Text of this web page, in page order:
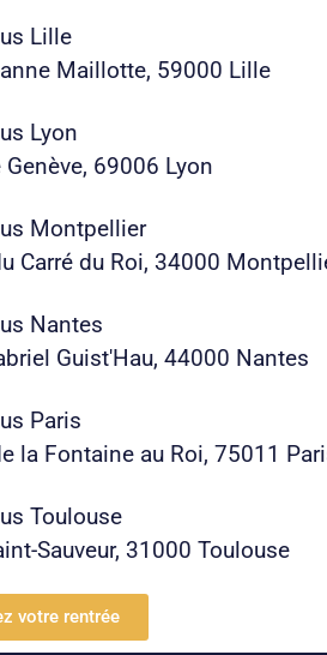
Lille
Maillotte, 59000 Lille
Lyon
Genève, 69006 Lyon
Montpellier
Carré du Roi, 34000
Nantes
Guist'Hau, 44000 Nantes
Paris
la Fontaine au Roi, 75011
Toulouse
Sauveur, 31000 Toulouse
votre rentrée